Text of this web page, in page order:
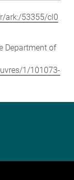
ark:/53355/cl0
Department of
1/101073-